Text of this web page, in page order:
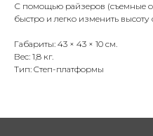
С помощью райзеров (съемные
быстро и легко изменить
Габариты: 43 × 43 × 10 см.
Вес: 1,8 кг.
Тип: Cтеп-платформы